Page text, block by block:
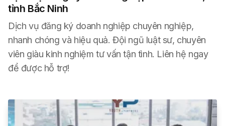
tỉnh Bắc Ninh
Dịch vụ đăng ký doanh nghiệp chuyên nghiệp,
nhanh chóng và hiệu quả. Đội ngũ luật sư, chuyên
viên giàu kinh nghiệm tư vấn tận tình. Liên hệ ngay
để được hỗ trợ!